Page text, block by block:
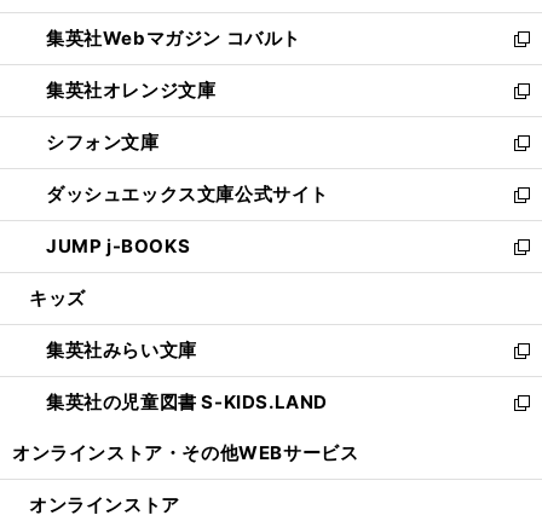
開
く
ウ
で
開
く
ン
ド
ウ
で
開
く
ウ
ィ
ン
ド
ウ
で
開
く
集英社Webマガジン コバルト
新
し
い
ウ
ィ
ン
ド
ウ
で
開
集英社オレンジ文庫
新
し
い
ウ
ィ
ン
ド
ウ
開
く
シフォン文庫
新
し
い
ウ
ィ
ン
ウ
で
開
く
ダッシュエックス文庫公式サイト
新
し
い
ウ
ン
ド
ウ
で
JUMP j-BOOKS
新
し
ウ
ィ
ン
ド
開
キッズ
集英社みらい文庫
新
し
い
ン
集英社の児童図書 S-KIDS.LAND
新
ウ
オンラインストア・ その他WEBサービス
オンラインストア